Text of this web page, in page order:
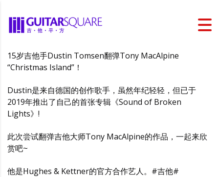
15岁吉他手Dustin Tomsen翻弹Tony MacAlpine
“Christmas Island”！
Dustin是来自德国的创作歌手，虽然年纪轻轻，但已于
2019年推出了自己的首张专辑《Sound of Broken
Lights》!
此次尝试翻弹吉他大师Tony MacAlpine的作品，一起来欣
赏吧~
他是Hughes & Kettner的官方合作艺人。#吉他#